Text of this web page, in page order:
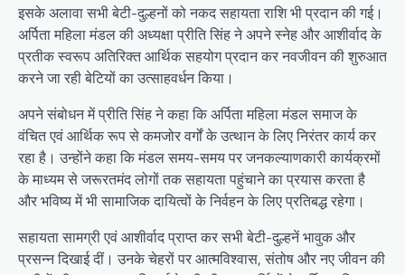
इसके अलावा सभी बेटी-दुल्हनों को नकद सहायता राशि भी प्रदान की गई।
अर्पिता महिला मंडल की अध्यक्षा प्रीति सिंह ने अपने स्नेह और आशीर्वाद के
प्रतीक स्वरूप अतिरिक्त आर्थिक सहयोग प्रदान कर नवजीवन की शुरुआत
करने जा रही बेटियों का उत्साहवर्धन किया।
अपने संबोधन में प्रीति सिंह ने कहा कि अर्पिता महिला मंडल समाज के
वंचित एवं आर्थिक रूप से कमजोर वर्गों के उत्थान के लिए निरंतर कार्य कर
रहा है। उन्होंने कहा कि मंडल समय-समय पर जनकल्याणकारी कार्यक्रमों
के माध्यम से जरूरतमंद लोगों तक सहायता पहुंचाने का प्रयास करता है
और भविष्य में भी सामाजिक दायित्वों के निर्वहन के लिए प्रतिबद्ध रहेगा।
सहायता सामग्री एवं आशीर्वाद प्राप्त कर सभी बेटी-दुल्हनें भावुक और
प्रसन्न दिखाई दीं। उनके चेहरों पर आत्मविश्वास, संतोष और नए जीवन की